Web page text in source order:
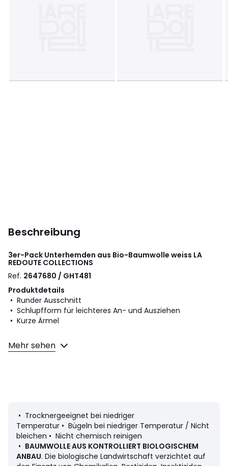
Beschreibung
3er-Pack Unterhemden aus Bio-Baumwolle weiss LA
REDOUTE COLLECTIONS
Ref. 2647680 / GHT481
Produktdetails
• Runder Ausschnitt
• Schlupfform für leichteres An- und Ausziehen
• Kurze Ärmel
Material und Pflege
• 100% Baumwolle
Farbe: Weiss
Größe 60 cm (3 Monate), 67 cm (6 Monate), 71 cm (9
Monate), 74 cm (12 Monate), 81 cm (18 Monate), 86 cm (2
Jahre), 94 cm (3 Jahre)
Mehr sehen
• Trocknergeeignet bei niedriger
Temperatur • Bügeln bei niedriger Temperatur / Nicht
bleichen • Nicht chemisch reinigen
• BAUMWOLLE AUS KONTROLLIERT BIOLOGISCHEM
ANBAU. Die biologische Landwirtschaft verzichtet auf